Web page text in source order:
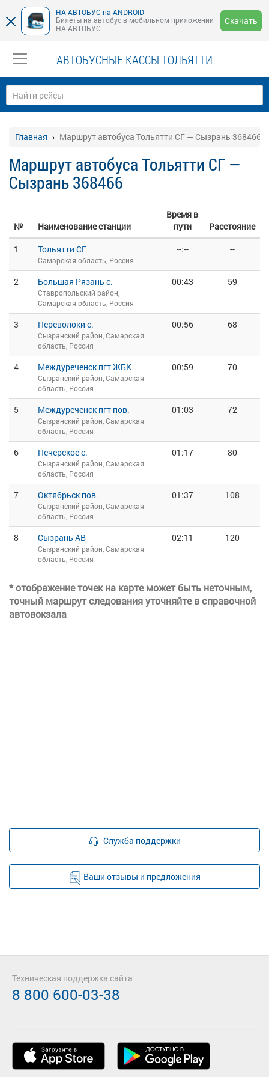
НА АВТОБУС на ANDROID
Билеты на автобус в мобильном приложении
НА АВТОБУС
Скачать
АВТОБУСНЫЕ КАССЫ ТОЛЬЯТТИ
Главная Маршрут автобуса Тольятти СГ — Сызрань 368466
Маршрут автобуса Тольятти СГ —
Сызрань 368466
№ Наименование станции
Время в
пути
Расстояние
1
Тольятти СГ
Самарская область, Россия
--:-- --
2 Большая Рязань с.
Ставропольский район,
Самарская область, Россия
00:43 59
3 Переволоки с.
Сызранский район, Самарская
область, Россия
00:56 68
4 Междуреченск пгт ЖБК
Сызранский район, Самарская
область, Россия
00:59 70
5 Междуреченск пгт пов.
Сызранский район, Самарская
область, Россия
01:03 72
6 Печерское с.
Сызранский район, Самарская
область, Россия
01:17 80
7 Октябрьск пов.
Сызранский район, Самарская
область, Россия
01:37 108
8 Сызрань АВ
Сызранский район, Самарская
область, Россия
02:11 120
* отображение точек на карте может быть неточным,
точный маршрут следования уточняйте в справочной
автовокзала
Служба поддержки
Ваши отзывы и предложения
Техническая поддержка сайта
8 800 600-03-38